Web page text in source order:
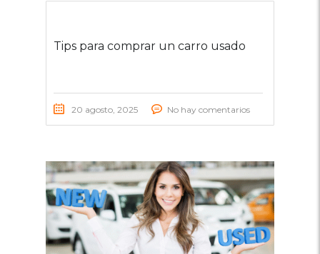
Tips para comprar un carro usado
20 agosto, 2025 No hay comentarios